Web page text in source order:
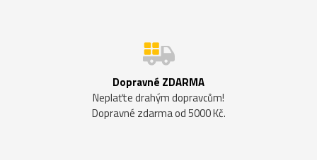
Dopravné ZDARMA
Neplaťte drahým dopravcům!
Dopravné zdarma od 5000 Kč.